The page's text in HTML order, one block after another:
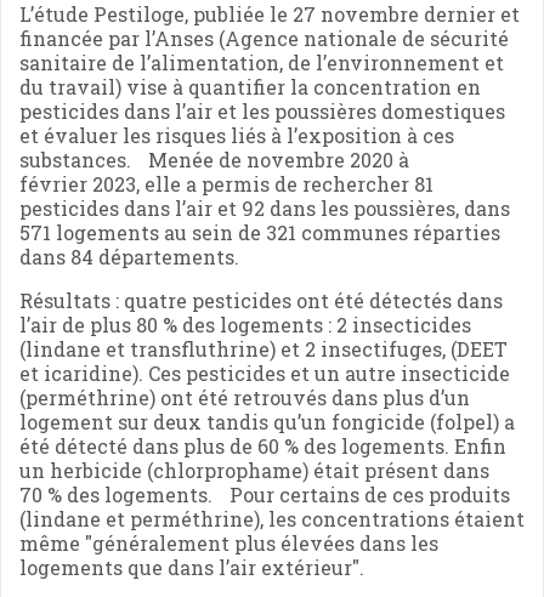
L’étude Pestiloge, publiée le 27 novembre dernier et
financée par l’Anses (Agence nationale de sécurité
sanitaire de l’alimentation, de l’environnement et
du travail) vise à quantifier la concentration en
pesticides dans l’air et les poussières domestiques
et évaluer les risques liés à l’exposition à ces
substances. Menée de novembre 2020 à
février 2023, elle a permis de rechercher 81
pesticides dans l’air et 92 dans les poussières, dans
571 logements au sein de 321 communes réparties
dans 84 départements.
Résultats : quatre pesticides ont été détectés dans
l’air de plus 80 % des logements : 2 insecticides
(lindane et transfluthrine) et 2 insectifuges, (DEET
et icaridine). Ces pesticides et un autre insecticide
(perméthrine) ont été retrouvés dans plus d’un
logement sur deux tandis qu’un fongicide (folpel) a
été détecté dans plus de 60 % des logements. Enfin
un herbicide (chlorprophame) était présent dans
70 % des logements. Pour certains de ces produits
(lindane et perméthrine), les concentrations étaient
même "généralement plus élevées dans les
logements que dans l’air extérieur".